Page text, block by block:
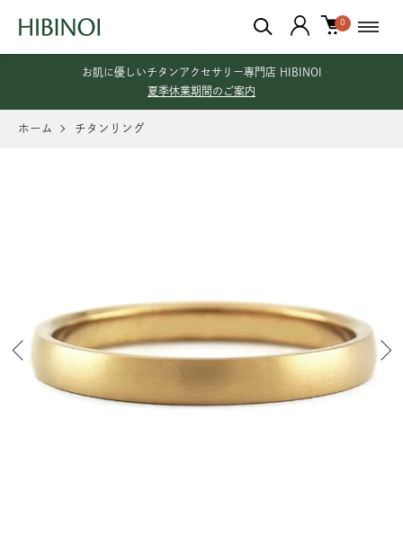
お肌に優しいチタンアクセサリー専門店 HIBINOI
夏季休業期間のご案内
0
ホーム チタンリング